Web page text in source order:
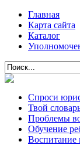
Главная
Карта сайта
Каталог
Спроси
Твой
Проблемы
Обучение
Воспитание